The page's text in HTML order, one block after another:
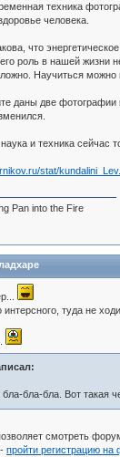
техника
человека.
что
роль в нашей жизни
Научиться можно
даны две фотографии
и техника сейчас
stat/
Pan into the Fire
интерсного, туда не
бла-бла. Вот такая
смотреть
пройти регистрацию на